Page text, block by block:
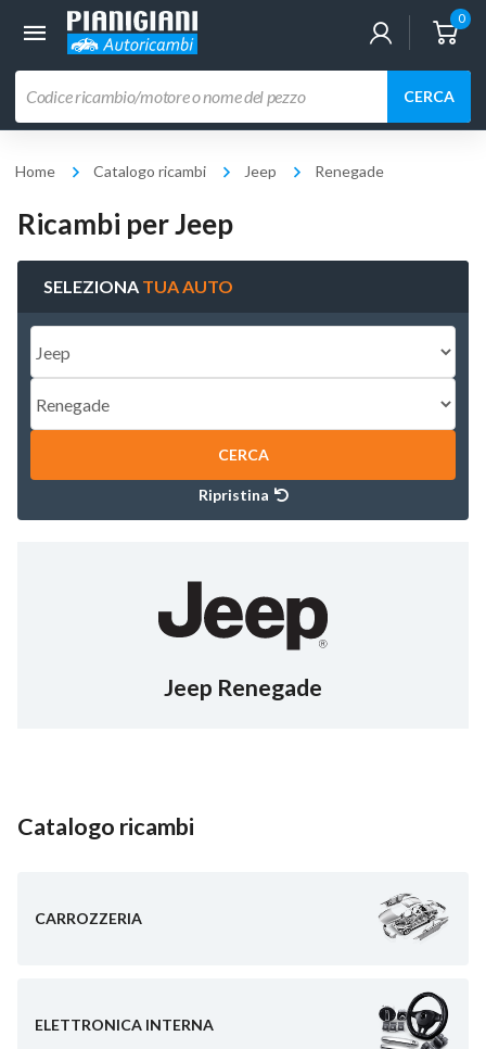
0
prodotti
CERCA
Home Catalogo ricambi Jeep Renegade
Ricambi per Jeep
SELEZIONA TUA AUTO
CERCA
Ripristina
Jeep Renegade
Catalogo ricambi
CARROZZERIA
ELETTRONICA INTERNA